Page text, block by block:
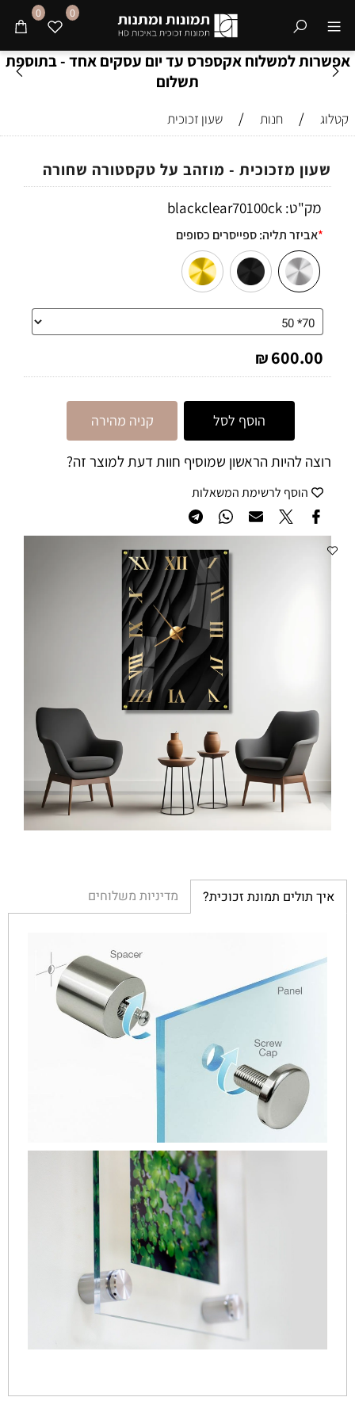
אפשרות למשלוח אקספרס עד יום עסקים אחד - בתוספת
תשלום
0 0
קטלוג / חנות / שעון זכוכית
שעון מזכוכית - מוזהב על טקסטורה שחורה
מק"ט: blackclear70100ck
*אביזר תליה:ספייסרים כסופים
₪600.00
הוסף לסל קניה מהירה
רוצה להיות הראשון שמוסיף חוות דעת למוצר זה?
הוסף לרשימת המשאלות
איך תולים תמונת זכוכית? מדיניות משלוחים